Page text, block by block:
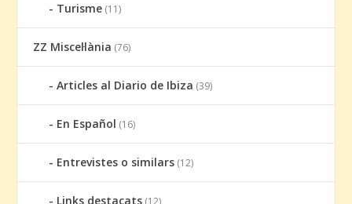
Turisme (11)
ZZ Miscel·lània (76)
Articles al Diario de Ibiza (39)
En Español (16)
Entrevistes o similars (12)
Links destacats (12)